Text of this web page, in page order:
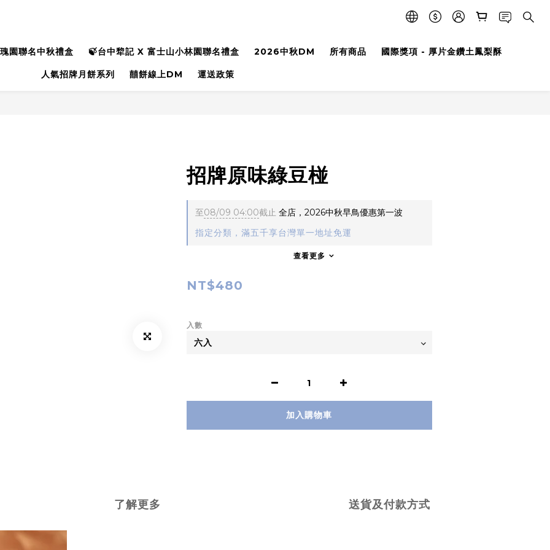
園聯名中秋禮盒 🍃台中犂記 X 富士山小林園聯名禮盒 2026中秋DM 所有商品 國際獎項 - 厚片金鑽土鳳梨酥
人氣招牌月餅系列 囍餅線上DM 運送政策
招牌原味綠豆椪
至08/09 04:00截止 全店，2026中秋早鳥優惠第一波
指定分類，滿五千享台灣單一地址免運
查看更多
NT$480
入數
加入購物車
了解更多 送貨及付款方式